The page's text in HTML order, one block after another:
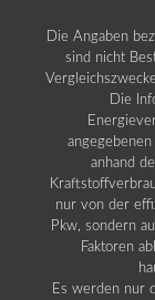
Die Angaben
sind nicht
Die
anhand
nur von der
Pkw, sondern
Faktoren
Es werden nur